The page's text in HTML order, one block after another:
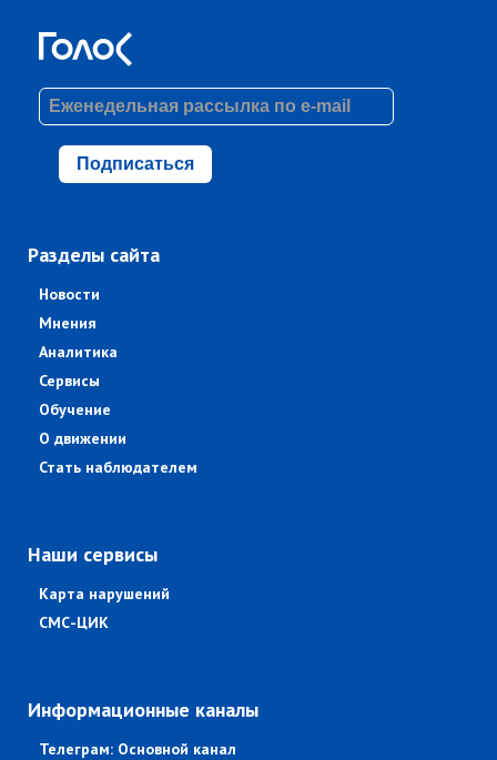
Подписаться
Разделы сайта
Новости
Мнения
Аналитика
Сервисы
Обучение
О движении
Стать наблюдателем
Наши сервисы
Карта нарушений
СМС-ЦИК
Информационные каналы
Телеграм: Основной канал